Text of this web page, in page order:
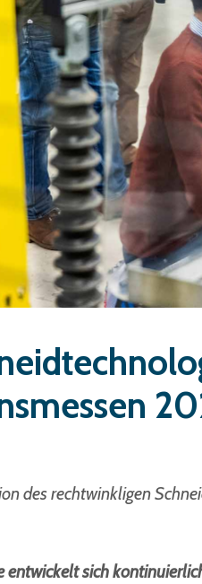
des rechtwinkligen
sich